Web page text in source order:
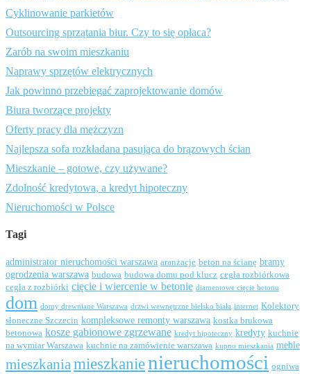
Cyklinowanie parkietów
Outsourcing sprzątania biur. Czy to się opłaca?
Zarób na swoim mieszkaniu
Naprawy sprzętów elektrycznych
Jak powinno przebiegać zaprojektowanie domów
Biura tworzące projekty
Oferty pracy dla mężczyzn
Najlepsza sofa rozkładana pasująca do brązowych ścian
Mieszkanie – gotowe, czy używane?
Zdolność kredytowa, a kredyt hipoteczny
Nieruchomości w Polsce
Tagi
administrator nieruchomości warszawa aranżacje beton na ścianę bramy
ogrodzenia warszawa budowa budowa domu pod klucz cegła rozbiórkowa
cegła z rozbiórki cięcie i wiercenie w betonie diamentowe cięcie betonu
dom domy drewniane Warszawa drzwi wewnętrzne bielsko biała internet Kolektory
słoneczne Szczecin kompleksowe remonty warszawa kostka brukowa
betonowa kosze gabionowe zgrzewane kredyt hipoteczny kredyty kuchnie
na wymiar Warszawa kuchnie na zamówienie warszawa kupno mieszkania meble
mieszkaniamieszkanienieruchomości ogniwa